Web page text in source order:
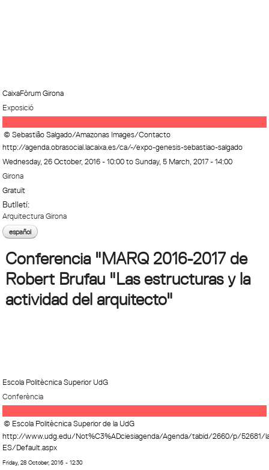
CaixaFòrum Girona
Exposició
© Sebastião Salgado/Amazonas Images/Contacto
http://agenda.obrasocial.lacaixa.es/ca/-/expo-genesis-sebastiao-salgado
Wednesday, 26 October, 2016 - 10:00toSunday, 5 March, 2017 - 14:00
Girona
Gratuït
Butlletí:
Arquitectura Girona
español
Conferencia "MARQ 2016-2017 de
Robert Brufau "Las estructuras y la
actividad del arquitecto"
Escola Politècnica Superior UdG
Conferència
© Escola Politècnica Superior de la UdG
http://www.udg.edu/Not%C3%ADciesiagenda/Agenda/tabid/2660/p/52681/
ES/Default.aspx
Friday, 28 October, 2016 - 12:30